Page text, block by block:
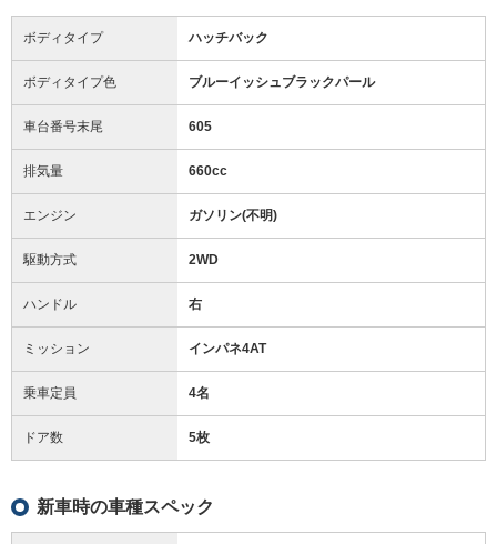
ボディタイプ ハッチバック
ボディタイプ色 ブルーイッシュブラックパール
車台番号末尾 605
排気量 660cc
エンジン ガソリン(不明)
駆動方式 2WD
ハンドル 右
ミッション インパネ4AT
乗車定員 4名
ドア数 5枚
新車時の車種スペック